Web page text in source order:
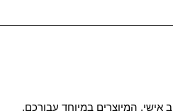
המיוצרים במיוחד עבורכם.